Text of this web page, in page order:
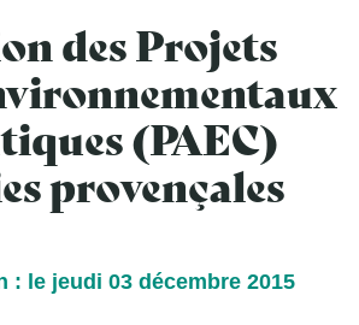
des Projets
(PAEC)
provençales
: le jeudi 03 décembre 2015